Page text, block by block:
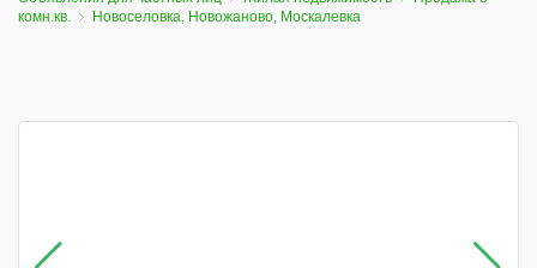
комн.кв.
Новоселовка, Новожаново, Москалевка